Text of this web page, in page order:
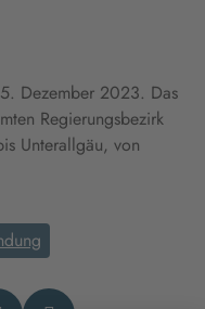
Dezember 2023. Das
Regierungsbezirk
Unterallgäu, von